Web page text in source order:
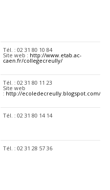
Tél. : 02 31 80 10 84
Site web : http://www.etab.ac-
caen.fr/collegecreully/
Tél. : 02 31 80 11 23
Site web
: http://ecoledecreully.blogspot.com/
Tél. : 02 31 80 14 14
Tél. : 02 31 28 57 36